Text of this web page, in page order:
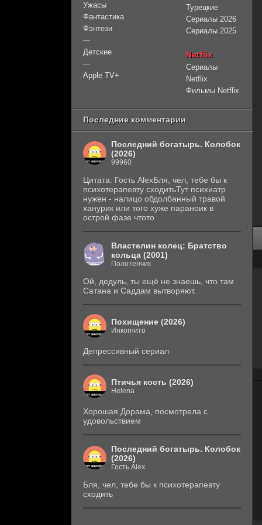
Ужасы
Фантастика
Фэнтези
—
Детские
—
Apple TV+
Турецкие
Сериалы 2026
Сериалы 2025
Netflix
Сериалы
Netflix
Фильмы Netflix
Последние комментарии
Последний богатырь. Колобок
(2026)
99960
Цитата: Гость AlexБля, чел, тебе бы к
психотерапевту сходитьТут психиатр
нужен - налицо обдолбанный травой
ханурик или того хуже параноик в
острой фазе чтото
Властелин колец: Братство
кольца (2001)
Полотенчик
Ой, дедуль, ты ещё не знаешь, что там
Сатана и Саддам вытворяют.
Похищение (2026)
Инкогнито
Депрессивный сериал
Птичья кость (2026)
Helena
Хорошая Дорама, посмотрела с
удовольствием
Последний богатырь. Колобок
(2026)
Гость Alex
Бля, чел, тебе бы к психотерапевту
сходить